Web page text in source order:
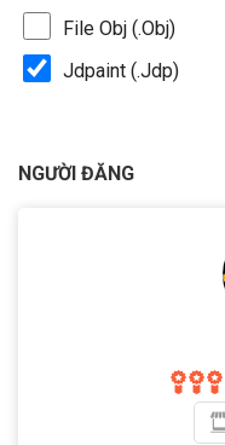
File Obj (.Obj)
Jdpaint (.Jdp)
NGƯỜI ĐĂNG